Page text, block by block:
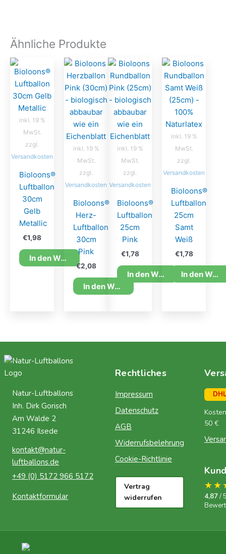
Ähnliche Produkte
inkl. 19 %
MwSt.
zzgl.
Versandkosten
Bioloons®
Luftballon
30cm
Gelb
Metallic
€1,98
In den Warenkorb
inkl. 19 %
MwSt.
zzgl.
Versandkosten
Bioloons®
Herz-
Luftballon
30cm
Pink
€2,08
In den Warenkorb
inkl. 19 %
MwSt.
zzgl.
Versandkosten
Bioloons®
Luftballon
25cm
Pink
€1,78
In den Warenkorb
inkl. 19 %
MwSt.
zzgl.
Versandkosten
Bioloons®
Luftballon
25cm
Samt
Weiß
€1,78
In den Warenkorb
Natur-Luftballons
Inh. Dirk Gorisch
Am Walde 2
31246 Ilsede
kontakt@natur-
luftballons.de
+49 (0) 5172 966 5172
Kontaktformular
Rechtliches
Impressum
Datenschutz
AGB
Widerrufsbelehrung
Cookie-Richtlinie
Vertrag
widerrufen
DHL
50 €
4,87/